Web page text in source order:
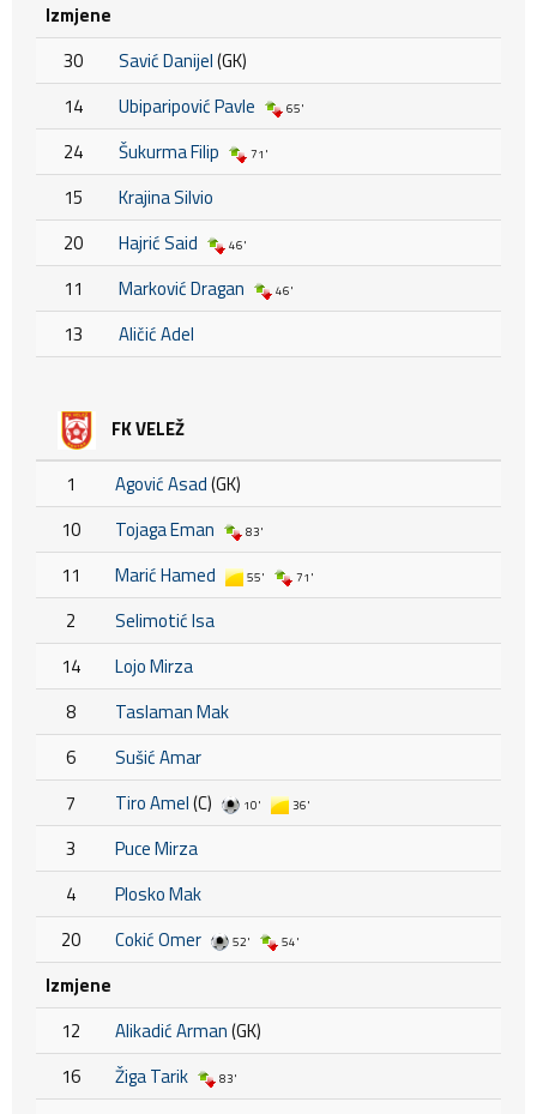
Izmjene
30
Savić Danijel(GK)
14
Ubiparipović Pavle 65'
24 Šukurma Filip 71'
15
Krajina Silvio
20
Hajrić Said 46'
11 Marković Dragan 46'
13 Aličić Adel
FK VELEŽ
1 Agović Asad(GK)
10
Tojaga Eman 83'
11 Marić Hamed 55' 71'
2
Selimotić Isa
14
Lojo Mirza
8
Taslaman Mak
6
Sušić Amar
7
Tiro Amel(C) 10' 36'
3
Puce Mirza
4
Plosko Mak
20
Cokić Omer 52' 54'
Izmjene
12
Alikadić Arman(GK)
16
Žiga Tarik 83'